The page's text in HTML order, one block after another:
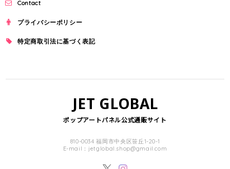
Contact
プライバシーポリシー
特定商取引法に基づく表記
JET GLOBAL
ポップアートパネル公式通販サイト
810-0034 福岡市中央区笹丘1-20-1
E-mail： jetglobal.shop@gmail.com